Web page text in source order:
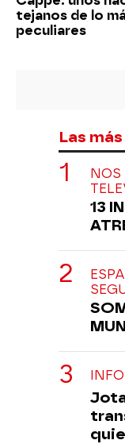
tejanos de lo
peculiares
Las
NOS
13